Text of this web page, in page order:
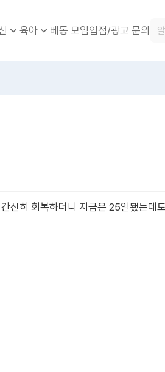
육아 베동 모임입점/광고 문의
신히 회복하더니 지금은 25일됐는데